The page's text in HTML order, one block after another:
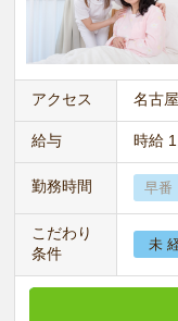
アクセス 名古
給与 時給
勤務時間 早番
こだわり
条件
未